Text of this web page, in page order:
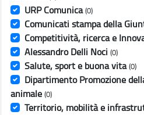
URP Comunica (0)
Comunicati stampa della
Competitività, ricerca e
Alessandro Delli Noci (0)
Salute, sport e buona vita (0)
Dipartimento Promozione
animale (0)
Territorio, mobilità e